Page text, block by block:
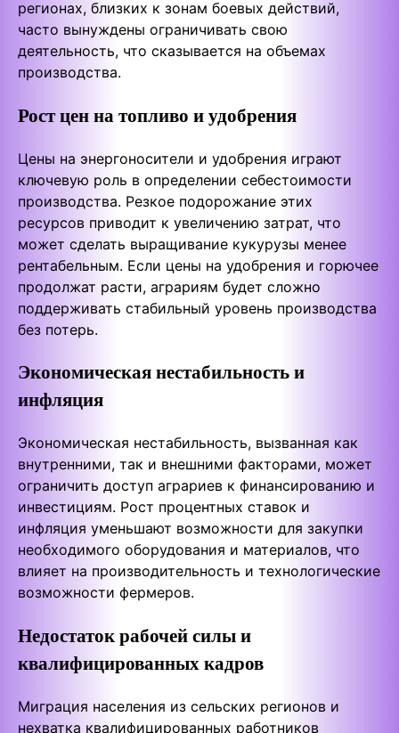
регионах, близких к зонам боевых действий,
часто вынуждены ограничивать свою
деятельность, что сказывается на объемах
производства.
Рост цен на топливо и удобрения
Цены на энергоносители и удобрения играют
ключевую роль в определении себестоимости
производства. Резкое подорожание этих
ресурсов приводит к увеличению затрат, что
может сделать выращивание кукурузы менее
рентабельным. Если цены на удобрения и горючее
продолжат расти, аграриям будет сложно
поддерживать стабильный уровень производства
без потерь.
Экономическая нестабильность и
инфляция
Экономическая нестабильность, вызванная как
внутренними, так и внешними факторами, может
ограничить доступ аграриев к финансированию и
инвестициям. Рост процентных ставок и
инфляция уменьшают возможности для закупки
необходимого оборудования и материалов, что
влияет на производительность и технологические
возможности фермеров.
Недостаток рабочей силы и
квалифицированных кадров
Миграция населения из сельских регионов и
нехватка квалифицированных работников